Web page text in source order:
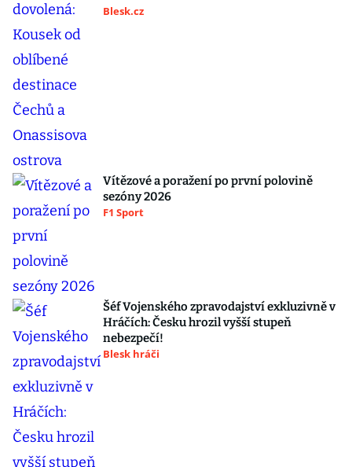
Blesk.cz
Vítězové a poražení po první polovině
sezóny 2026
F1 Sport
Šéf Vojenského zpravodajství exkluzivně v
Hráčích: Česku hrozil vyšší stupeň
nebezpečí!
Blesk hráči